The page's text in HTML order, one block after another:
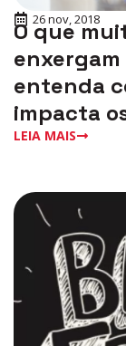
26 nov, 2018
O que
enxergam
entenda
impacta
LEIA MAIS